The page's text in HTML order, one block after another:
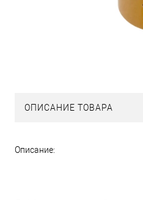
ОПИСАНИЕ ТОВАРА
Описание: